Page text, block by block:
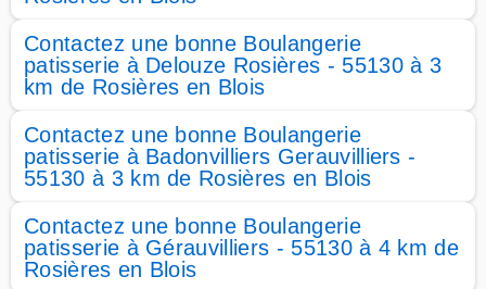
Contactez une bonne Boulangerie
patisserie à Delouze Rosières - 55130 à 3
km de Rosières en Blois
Contactez une bonne Boulangerie
patisserie à Badonvilliers Gerauvilliers -
55130 à 3 km de Rosières en Blois
Contactez une bonne Boulangerie
patisserie à Gérauvilliers - 55130 à 4 km de
Rosières en Blois